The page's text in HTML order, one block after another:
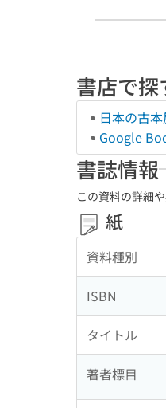
書店で探
日本の古本
Google
書誌情報
この資料の詳細
紙
資料種別
ISBN
タイトル
著者標目